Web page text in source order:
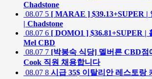
Chadstone
08.07 5 [ MARAE ] $39.13+SUPER |
| Chadstone
08.07 6 [ DOMO1 ] $36.81+SUPER |
Mel CBD
08.07 7 [박봉숙 식당] 멜버른 CBD점
Cook 직원 채용합니다
08.07 8 시급 35$ 이탈리안 레스토랑